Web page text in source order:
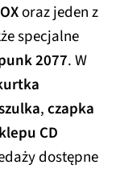
oraz jeden z
specjalne
2077. W
,czapka
CD
dostępne